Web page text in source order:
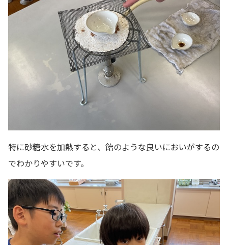
特に砂糖水を加熱すると、飴のような良いにおいがするの
でわかりやすいです。